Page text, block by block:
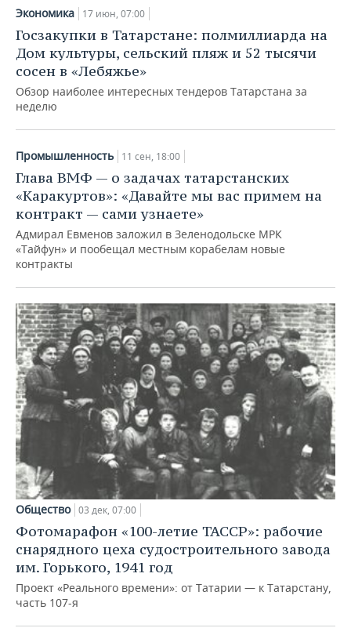
Экономика 17 июн, 07:00
Госзакупки в Татарстане: полмиллиарда на
Дом культуры, сельский пляж и 52 тысячи
сосен в «Лебяжье»
Обзор наиболее интересных тендеров Татарстана за
неделю
Промышленность 11 сен, 18:00
Глава ВМФ — о задачах татарстанских
«Каракуртов»: «Давайте мы вас примем на
контракт — сами узнаете»
Адмирал Евменов заложил в Зеленодольске МРК
«Тайфун» и пообещал местным корабелам новые
контракты
Общество 03 дек, 07:00
Фотомарафон «100-летие ТАССР»: рабочие
снарядного цеха судостроительного завода
им. Горького, 1941 год
Проект «Реального времени»: от Татарии — к Татарстану,
часть 107-я